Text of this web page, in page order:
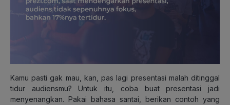
Kamu pasti gak mau, kan, pas lagi presentasi malah ditinggal
tidur audiensmu? Untuk itu, coba buat presentasi jadi
menyenangkan. Pakai bahasa santai, berikan contoh yang